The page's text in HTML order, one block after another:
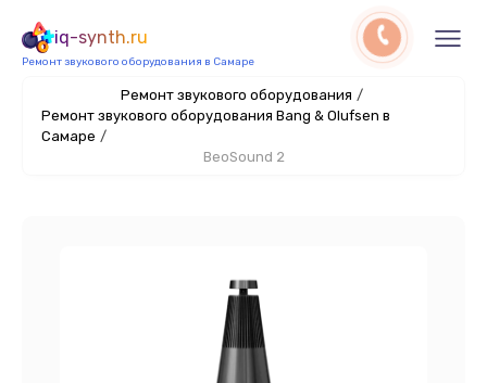
iq-synth.ru
Ремонт звукового оборудования в Самаре
Ремонт звукового оборудования /
Ремонт звукового оборудования Bang & Olufsen в
Самаре /
BeoSound 2